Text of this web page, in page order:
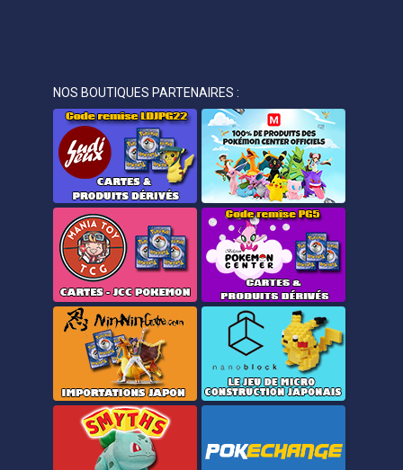
NOS BOUTIQUES PARTENAIRES :